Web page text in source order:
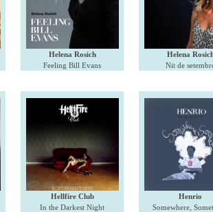
Helena Rosich
Feeling Bill Evans
Helena
Nit de
Hellfire Club
In the Darkest Night
Henrio
Somewhere,